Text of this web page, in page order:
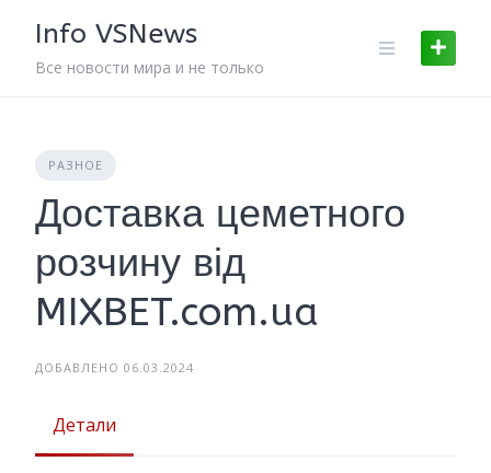
content
Info VSNews
Все новости мира и не только
РАЗНОЕ
Доставка цеметного
розчину від
MIXBET.com.ua
ДОБАВЛЕНО 06.03.2024
Детали